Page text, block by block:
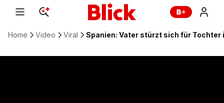
Home Video Viral Spanien: Vater stürzt sich für Tochter